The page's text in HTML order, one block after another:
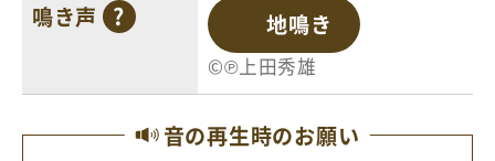
鳴き声 地鳴き
©℗上田秀雄
音の再生時のお願い